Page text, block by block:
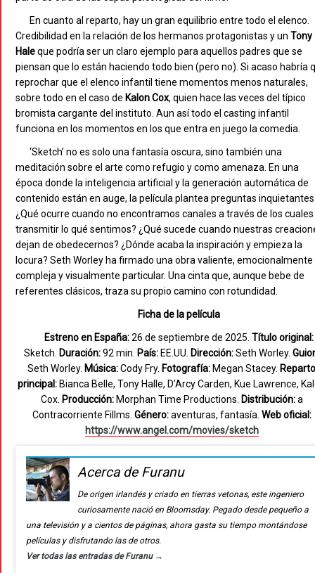
En cuanto al reparto, hay un gran equilibrio entre todo el elenco.
Credibilidad en la relación de los hermanos protagonistas y un Tony
Haleque podría ser un claro ejemplo para aquellos padres que se
piensan que lo están haciendo todo bien (pero no). Si acaso habría
reprochar que el elenco infantil tiene momentos menos naturales,
sobre todo en el caso de Kalon Cox, quien hace las veces del típico
bromista cargante del instituto. Aun así todo el casting infantil
funciona en los momentos en los que entra en juego la comedia.
‘Sketch’ no es solo una fantasía oscura, sino también una
meditación sobre el arte como refugio y como amenaza. En una
época donde la inteligencia artificial y la generación automática de
contenido están en auge, la película plantea preguntas
¿Qué ocurre cuando no encontramos canales a través de los cuales
transmitir lo qué sentimos? ¿Qué sucede cuando nuestras
dejan de obedecernos? ¿Dónde acaba la inspiración y empieza la
locura? Seth Worley ha firmado una obra valiente, emocionalmente
compleja y visualmente particular. Una cinta que, aunque bebe de
referentes clásicos, traza su propio camino con rotundidad.
Ficha de la película
Estreno en España:26 de septiembre de 2025. Título original:
Sketch. Duración:92 min. País:EE.UU. Dirección:Seth Worley.
Seth Worley. Música:Cody Fry. Fotografía: Megan Stacey. Reparto
principal: Bianca Belle, Tony Halle, D’Arcy Carden, Kue Lawrence,
Cox. Producción:Morphan Time Productions. Distribución:a
Contracorriente Fillms. Género:aventuras, fantasía. Web oficial:
https://www.angel.com/movies/sketch
Acerca de Furanu
De origen irlandés y criado en tierras vetonas, este ingeniero
curiosamente nació en Bloomsday. Pegado desde pequeño a
una televisión y a cientos de páginas, ahora gasta su tiempo montándose
películas y disfrutando las de otros.
Ver todas las entradas de Furanu →